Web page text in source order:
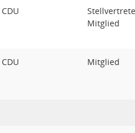
CDU
Mitglied
CDU Mitglied